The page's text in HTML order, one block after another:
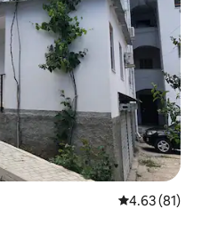
5 ರಲ್ಲಿ 4.63
4.63 (81)